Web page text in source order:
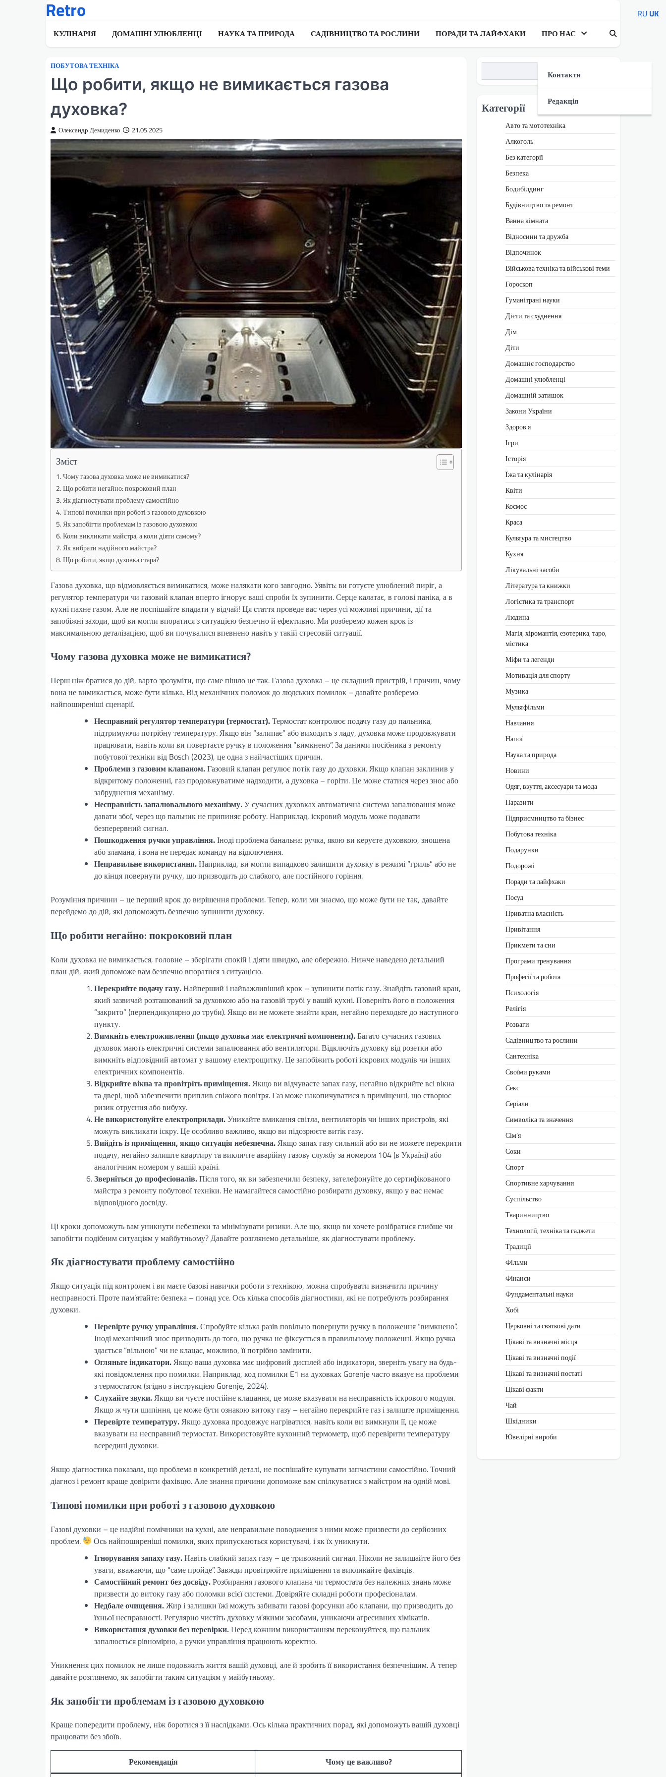
Retro
КУЛІНАРІЯ ДОМАШНІ УЛЮБЛЕНЦІ НАУКА ТА ПРИРОДА САДІВНИЦТВО ТА РОСЛИНИ ПОРАДИ ТА ЛАЙФХАКИ ПРО НАС
Контакти
Редакція
ПОБУТОВА ТЕХНІКА
Що робити, якщо не вимикається газова
духовка?
Олександр Демиденко 21.05.2025
Зміст
Чому газова духовка може не вимикатися?
Що робити негайно: покроковий план
Як діагностувати проблему самостійно
Типові помилки при роботі з газовою духовкою
Як запобігти проблемам із газовою духовкою
Коли викликати майстра, а коли діяти самому?
Як вибрати надійного майстра?
Що робити, якщо духовка стара?
Газова духовка, що відмовляється вимикатися, може налякати кого завгодно. Уявіть: ви готуєте улюблений пиріг, а
регулятор температури чи газовий клапан вперто ігнорує ваші спроби їх зупинити. Серце калатає, в голові паніка, а в
кухні пахне газом. Але не поспішайте впадати у відчай! Ця стаття проведе вас через усі можливі причини, дії та
запобіжні заходи, щоб ви могли впоратися з ситуацією безпечно й ефективно. Ми розберемо кожен крок із
максимальною деталізацією, щоб ви почувалися впевнено навіть у такій стресовій ситуації.
Чому газова духовка може не вимикатися?
Перш ніж братися до дій, варто зрозуміти, що саме пішло не так. Газова духовка – це складний пристрій, і причин, чому
вона не вимикається, може бути кілька. Від механічних поломок до людських помилок – давайте розберемо
найпоширеніші сценарії.
Несправний регулятор температури (термостат).Термостат контролює подачу газу до пальника,
підтримуючи потрібну температуру. Якщо він “залипає” або виходить з ладу, духовка може продовжувати
працювати, навіть коли ви повертаєте ручку в положення “вимкнено”. За даними посібника з ремонту
побутової техніки від Bosch (2023), це одна з найчастіших причин.
Проблеми з газовим клапаном.Газовий клапан регулює потік газу до духовки. Якщо клапан заклинив у
відкритому положенні, газ продовжуватиме надходити, а духовка – горіти. Це може статися через знос або
забруднення механізму.
Несправність запалювального механізму.У сучасних духовках автоматична система запалювання може
давати збої, через що пальник не припиняє роботу. Наприклад, іскровий модуль може подавати
безперервний сигнал.
Пошкодження ручки управління.Іноді проблема банальна: ручка, якою ви керуєте духовкою, зношена
або зламана, і вона не передає команду на відключення.
Неправильне використання.Наприклад, ви могли випадково залишити духовку в режимі “гриль” або не
до кінця повернути ручку, що призводить до слабкого, але постійного горіння.
Розуміння причини – це перший крок до вирішення проблеми. Тепер, коли ми знаємо, що може бути не так, давайте
перейдемо до дій, які допоможуть безпечно зупинити духовку.
Що робити негайно: покроковий план
Коли духовка не вимикається, головне – зберігати спокій і діяти швидко, але обережно. Нижче наведено детальний
план дій, який допоможе вам безпечно впоратися з ситуацією.
Перекрийте подачу газу.Найперший і найважливіший крок – зупинити потік газу. Знайдіть газовий кран,
який зазвичай розташований за духовкою або на газовій трубі у вашій кухні. Поверніть його в положення
“закрито” (перпендикулярно до труби). Якщо ви не можете знайти кран, негайно переходьте до наступного
пункту.
Вимкніть електроживлення (якщо духовка має електричні компоненти).Багато сучасних газових
духовок мають електричні системи запалювання або вентилятори. Відключіть духовку від розетки або
вимкніть відповідний автомат у вашому електрощитку. Це запобіжить роботі іскрових модулів чи інших
електричних компонентів.
Відкрийте вікна та провітріть приміщення.Якщо ви відчуваєте запах газу, негайно відкрийте всі вікна
та двері, щоб забезпечити приплив свіжого повітря. Газ може накопичуватися в приміщенні, що створює
ризик отруєння або вибуху.
Не використовуйте електроприлади.Уникайте вмикання світла, вентиляторів чи інших пристроїв, які
можуть викликати іскру. Це особливо важливо, якщо ви підозрюєте витік газу.
Вийдіть із приміщення, якщо ситуація небезпечна.Якщо запах газу сильний або ви не можете перекрити
подачу, негайно залиште квартиру та викличте аварійну газову службу за номером 104 (в Україні) або
аналогічним номером у вашій країні.
Зверніться до професіоналів.Після того, як ви забезпечили безпеку, зателефонуйте до сертифікованого
майстра з ремонту побутової техніки. Не намагайтеся самостійно розбирати духовку, якщо у вас немає
відповідного досвіду.
Ці кроки допоможуть вам уникнути небезпеки та мінімізувати ризики. Але що, якщо ви хочете розібратися глибше чи
запобігти подібним ситуаціям у майбутньому? Давайте розглянемо детальніше, як діагностувати проблему.
Як діагностувати проблему самостійно
Якщо ситуація під контролем і ви маєте базові навички роботи з технікою, можна спробувати визначити причину
несправності. Проте пам’ятайте: безпека – понад усе. Ось кілька способів діагностики, які не потребують розбирання
духовки.
Перевірте ручку управління.Спробуйте кілька разів повільно повернути ручку в положення “вимкнено”.
Іноді механічний знос призводить до того, що ручка не фіксується в правильному положенні. Якщо ручка
здається “вільною” чи не клацає, можливо, її потрібно замінити.
Огляньте індикатори.Якщо ваша духовка має цифровий дисплей або індикатори, зверніть увагу на будь-
які повідомлення про помилки. Наприклад, код помилки E1 на духовках Gorenje часто вказує на проблеми
з термостатом (згідно з інструкцією Gorenje, 2024).
Слухайте звуки.Якщо ви чуєте постійне клацання, це може вказувати на несправність іскрового модуля.
Якщо ж чути шипіння, це може бути ознакою витоку газу – негайно перекрийте газ і залиште приміщення.
Перевірте температуру.Якщо духовка продовжує нагріватися, навіть коли ви вимкнули її, це може
вказувати на несправний термостат. Використовуйте кухонний термометр, щоб перевірити температуру
всередині духовки.
Якщо діагностика показала, що проблема в конкретній деталі, не поспішайте купувати запчастини самостійно. Точний
діагноз і ремонт краще довірити фахівцю. Але знання причини допоможе вам спілкуватися з майстром на одній мові.
Типові помилки при роботі з газовою духовкою
Газові духовки – це надійні помічники на кухні, але неправильне поводження з ними може призвести до серйозних
проблем.
Ось найпоширеніші помилки, яких припускаються користувачі, і як їх уникнути.
Ігнорування запаху газу.Навіть слабкий запах газу – це тривожний сигнал. Ніколи не залишайте його без
уваги, вважаючи, що “саме пройде”. Завжди провітрюйте приміщення та викликайте фахівців.
Самостійний ремонт без досвіду.Розбирання газового клапана чи термостата без належних знань може
призвести до витоку газу або поломки всієї системи. Довіряйте складні роботи професіоналам.
Недбале очищення.Жир і залишки їжі можуть забивати газові форсунки або клапани, що призводить до
їхньої несправності. Регулярно чистіть духовку м’якими засобами, уникаючи агресивних хімікатів.
Використання духовки без перевірки.Перед кожним використанням переконуйтеся, що пальник
запалюється рівномірно, а ручки управління працюють коректно.
Уникнення цих помилок не лише подовжить життя вашій духовці, але й зробить її використання безпечнішим. А тепер
давайте розглянемо, як запобігти таким ситуаціям у майбутньому.
Як запобігти проблемам із газовою духовкою
Краще попередити проблему, ніж боротися з її наслідками. Ось кілька практичних порад, які допоможуть вашій духовці
працювати без збоїв.
Рекомендація Чому це важливо?
Категорії
Авто та мототехніка
Алкоголь
Без категорії
Безпека
Бодибілдинг
Будівництво та ремонт
Ванна кімната
Відносини та дружба
Відпочинок
Військова техніка та військові теми
Гороскоп
Гуманітрані науки
Дієти та схуднення
Дім
Діти
Домашнє господарство
Домашні улюбленці
Домашній затишок
Закони України
Здоров'я
Ігри
Історія
Їжа та кулінарія
Квіти
Космос
Краса
Культура та мистецтво
Кухня
Лікувальні засоби
Література та книжки
Логістика та транспорт
Людина
Магія, хіромантія, езотерика, таро,
містика
Міфи та легенди
Мотивація для спорту
Музика
Мультфільми
Навчання
Напої
Наука та природа
Новини
Одяг, взуття, аксесуари та мода
Паразити
Підприємництво та бізнес
Побутова техніка
Подарунки
Подорожі
Поради та лайфхаки
Посуд
Приватна власність
Привітання
Прикмети та сни
Програми тренування
Професії та робота
Психологія
Релігія
Розваги
Садівництво та рослини
Сантехніка
Своїми руками
Секс
Серіали
Символіка та значення
Сім’я
Соки
Спорт
Спортивне харчування
Суспільство
Тваринництво
Технології, техніка та гаджети
Традиції
Фільми
Фінанси
Фундаментальні науки
Хобі
Церковні та святкові дати
Цікаві та визначні місця
Цікаві та визначні події
Цікаві та визначні постаті
Цікаві факти
Чай
Шкідники
Ювелірні вироби
RU UK